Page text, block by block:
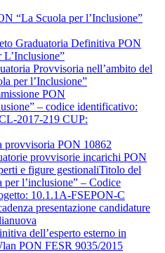
“La Scuola per l’Inclusione”
Graduatoria Definitiva PON
L’Inclusione”
Provvisoria nell’ambito del
per l’Inclusione”
PON
– codice identificativo:
2017-219 CUP:
provvisoria PON 10862
provvisorie incarichi PON
e figure gestionaliTitolo del
per l’inclusione” – Codice
10.1.1A-FSEPON-C
presentazione candidature
dell’esperto esterno in
PON FESR 9035/2015